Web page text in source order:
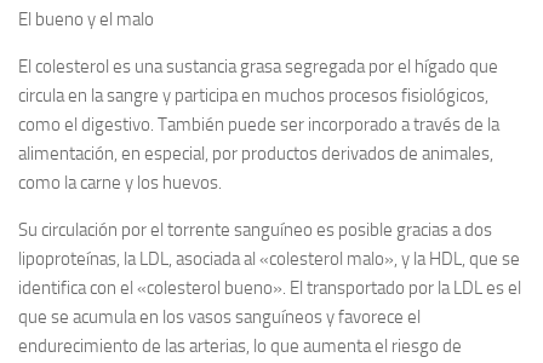
El bueno y el malo
El colesterol es una sustancia grasa segregada por el hígado que
circula en la sangre y participa en muchos procesos fisiológicos,
como el digestivo. También puede ser incorporado a través de la
alimentación, en especial, por productos derivados de animales,
como la carne y los huevos.
Su circulación por el torrente sanguíneo es posible gracias a dos
lipoproteínas, la LDL, asociada al «colesterol malo», y la HDL, que se
identifica con el «colesterol bueno». El transportado por la LDL es el
que se acumula en los vasos sanguíneos y favorece el
endurecimiento de las arterias, lo que aumenta el riesgo de